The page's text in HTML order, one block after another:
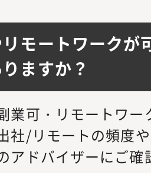
モートワークが
ますか？
業可・リモートワ
社/リモートの頻度
アドバイザーにご確